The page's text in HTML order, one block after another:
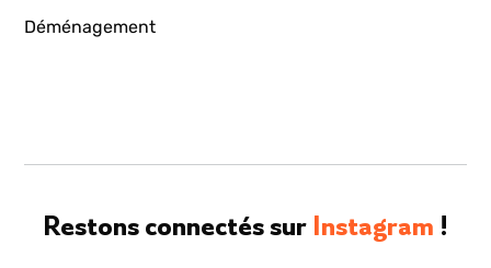
Déménagement
Restons connectés sur Instagram !